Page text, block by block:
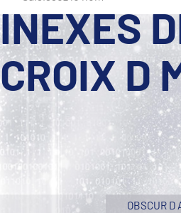
INEXES
CROIX D
OBSCUR D